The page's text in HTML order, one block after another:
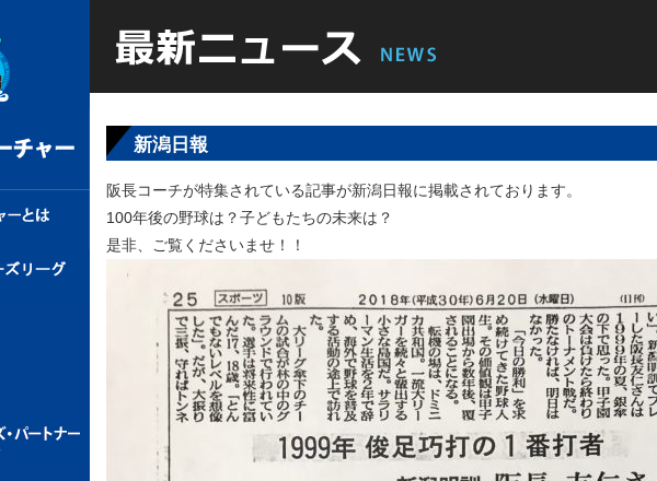
新潟日報
阪長コーチが特集されている記事が新潟日報に掲載されております。
100年後の野球は？子どもたちの未来は？
是非、ご覧くださいませ！！